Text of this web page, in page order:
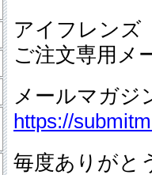
アイフレン
ご注文専用
メールマガジ
https://
毎度ありがと